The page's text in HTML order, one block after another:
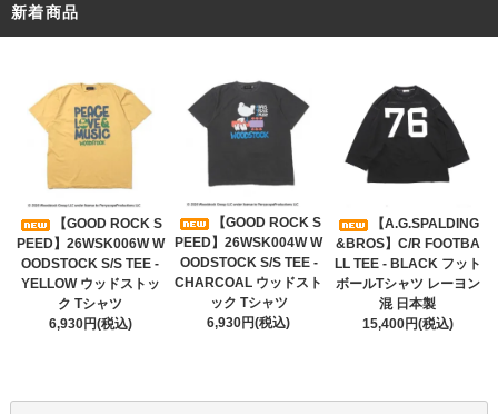
新着商品
【GOOD ROCK S
PEED】26WSK006W W
OODSTOCK S/S TEE -
YELLOW ウッドストッ
ク Tシャツ
6,930円(税込)
【GOOD ROCK S
PEED】26WSK004W W
OODSTOCK S/S TEE -
CHARCOAL ウッドスト
ック Tシャツ
6,930円(税込)
【A.G.SPALDING
&BROS】C/R FOOTBA
LL TEE - BLACK フット
ボールTシャツ レーヨン
混 日本製
15,400円(税込)